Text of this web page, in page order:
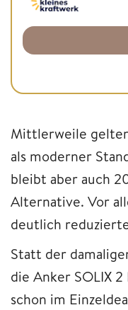
Mittlerweile
als moderner
bleibt aber auch
Alternative. Vor
deutlich
Statt der
die Anker SOLIX
schon im